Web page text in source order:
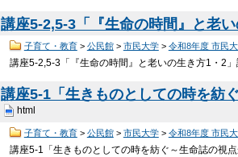
講座5-2,5-3「『生命の時間』と老
子育て・教育> 公民館> 市民大学> 令和8年度 市民
講座5-2,5-3「『生命の時間』と老いの生き方1・2
講座5-1「生きものとしての時を紡
html
子育て・教育> 公民館> 市民大学> 令和8年度 市民
講座5-1「生きものとしての時を紡ぐ～生命誌の